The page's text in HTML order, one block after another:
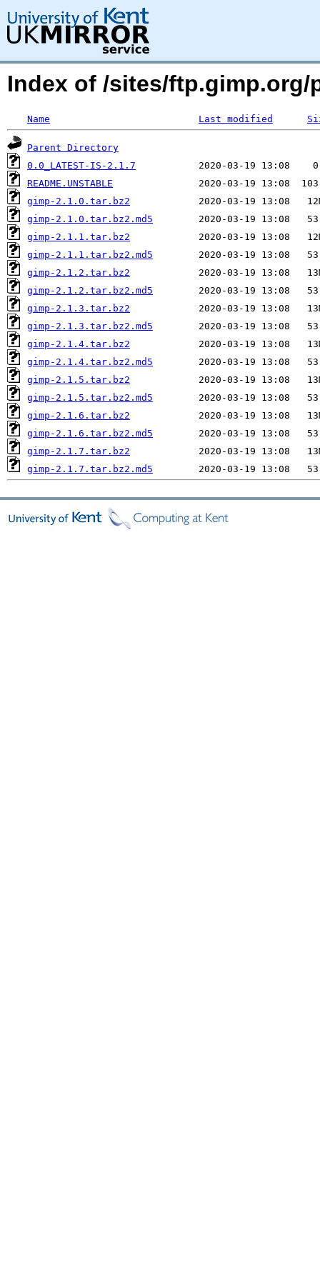
Index of /sites/ftp.gimp.org/
Name Last modified
Parent Directory
0.0_LATEST-IS-2.1.7
README.UNSTABLE
gimp-2.1.0.tar.bz2
gimp-2.1.0.tar.bz2.md5
gimp-2.1.1.tar.bz2
gimp-2.1.1.tar.bz2.md5
gimp-2.1.2.tar.bz2
gimp-2.1.2.tar.bz2.md5
gimp-2.1.3.tar.bz2
gimp-2.1.3.tar.bz2.md5
gimp-2.1.4.tar.bz2
gimp-2.1.4.tar.bz2.md5
gimp-2.1.5.tar.bz2
gimp-2.1.5.tar.bz2.md5
gimp-2.1.6.tar.bz2
gimp-2.1.6.tar.bz2.md5
gimp-2.1.7.tar.bz2
gimp-2.1.7.tar.bz2.md5